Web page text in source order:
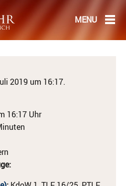
2019 um 16:17.
16:17 Uhr